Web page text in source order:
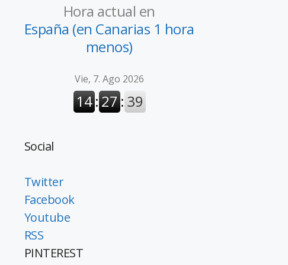
Hora actual en
España (en Canarias 1 hora
menos)
Social
Twitter
Facebook
Youtube
RSS
PINTEREST